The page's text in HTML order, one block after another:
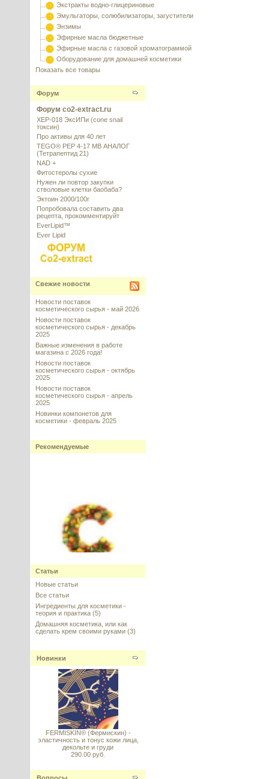
Экстракты водно-глицериновые
Эмульгаторы, солюбилизаторы, загустители
Энзимы
Эфирные масла бюджетные
Эфирные масла с газовой хроматограммой
Оборудование для домашней косметики
Показать все товары
Форум
Форум co2-extract.ru
XEP-018 ЭксИПи (cone snail
токсин)
Про активы для 40 лет
TEGO® PEP 4-17 MB АНАЛОГ
(Тетрапептид 21)
NAD +
Фитостеролы сухие
Нужен ли повтор закупки
стволовые клетки баобаба?
Эктоин 2000/100г
Попробовала составить два
рецепта, прокомментируйт
EverLipid™
Ever Lipid
Свежие новости
Новости поставок
косметического сырья - май 2026
Новости поставок
косметического сырья - декабрь
2025
Важные изменения в работе
магазина с 2026 года!
Новости поставок
косметического сырья - октябрь
2025
Новости поставок
косметического сырья - апрель
2025
Новинки компонетов для
косметики - февраль 2025
Рекомендуемые
C) Magnesium Ascorbyl
Phosphate (MAP)
GALOLIVE TEN (Галолив Тен),
ламеллярный эмульгатор
---------
Meyer Cosmetics
Статьи
Новые статьи
Все статьи
Ингредиенты для косметики -
теория и практика (5)
Домашняя косметика, или как
сделать крем своими руками (3)
Новинки
FERMISKIN® (Фермискин) -
эластичность и тонус кожи лица,
декольте и груди
290.00 руб.